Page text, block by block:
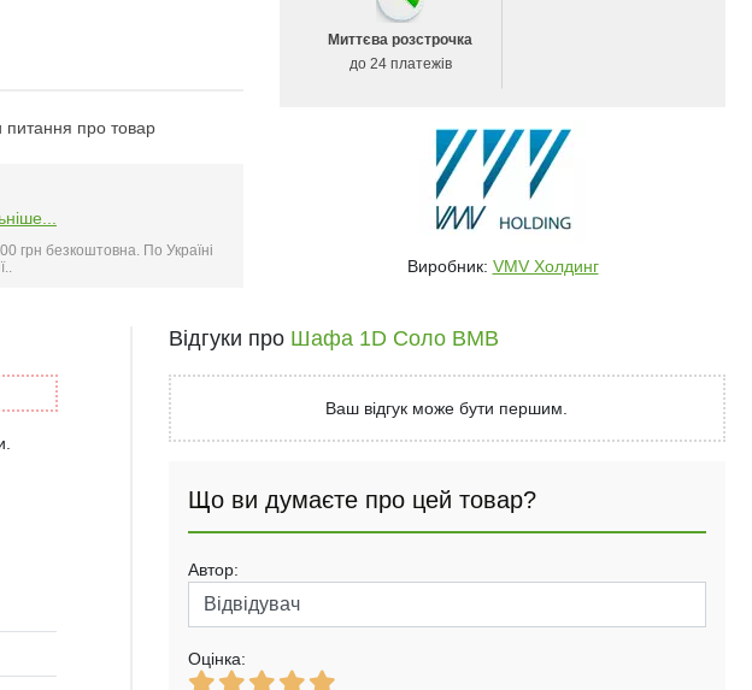
питання про товар
грн безкоштовна. По Україні
Миттєва розстрочка
до 24 платежів
Виробник: VMV Холдинг
Відгуки про Шафа 1D Соло ВМВ
Ваш відгук може бути першим.
Що ви думаєте про цей товар?
Автор:
Оцінка: